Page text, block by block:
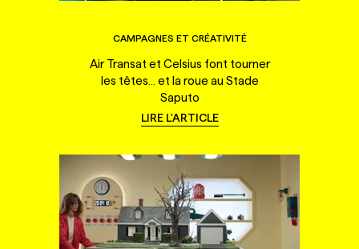
CAMPAGNES ET CRÉATIVITÉ
Air Transat et Celsius font tourner
les têtes... et la roue au Stade
Saputo
LIRE L'ARTICLE